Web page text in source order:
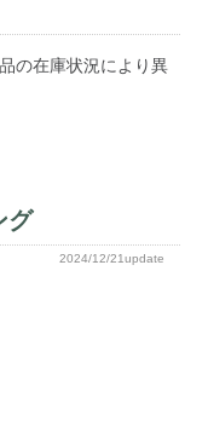
の在庫状況により異
グ
2024/12/21update